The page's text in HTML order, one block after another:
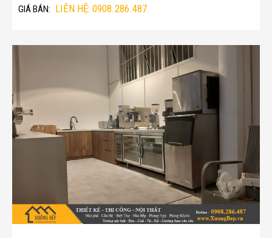
GIÁ BÁN: LIÊN HỆ: 0908.286.487